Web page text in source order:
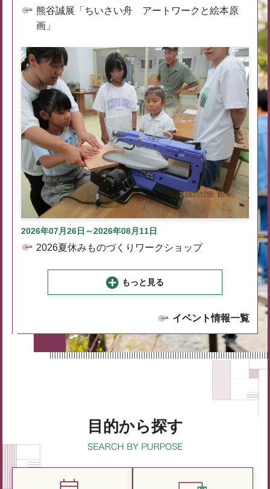
熊谷誠展「ちいさい舟 アートワークと絵本原
画」
2026年07月26日～2026年08月11日
2026夏休みものづくりワークショップ
もっと見る
イベント情報一覧
目的から探す